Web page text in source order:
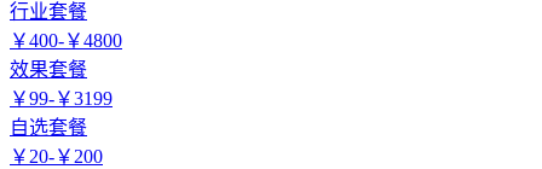
行业套餐
￥400-￥4800
效果套餐
￥99-￥3199
自选套餐
￥ 20-￥ 200